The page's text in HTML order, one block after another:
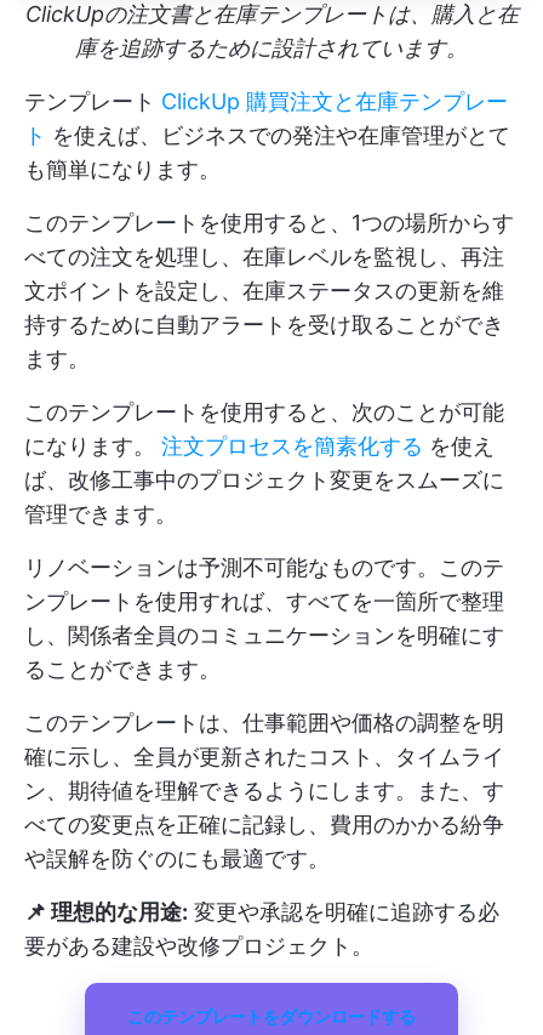
ClickUpの注文書と在庫テンプレートは、購入と在
庫を追跡するために設計されています。
テンプレート ClickUp 購買注文と在庫テンプレー
ト を使えば、ビジネスでの発注や在庫管理がとて
も簡単になります。
このテンプレートを使用すると、1つの場所からす
べての注文を処理し、在庫レベルを監視し、再注
文ポイントを設定し、在庫ステータスの更新を維
持するために自動アラートを受け取ることができ
ます。
このテンプレートを使用すると、次のことが可能
になります。 注文プロセスを簡素化する を使え
ば、改修工事中のプロジェクト変更をスムーズに
管理できます。
リノベーションは予測不可能なものです。このテ
ンプレートを使用すれば、すべてを一箇所で整理
し、関係者全員のコミュニケーションを明確にす
ることができます。
このテンプレートは、仕事範囲や価格の調整を明
確に示し、全員が更新されたコスト、タイムライ
ン、期待値を理解できるようにします。また、す
べての変更点を正確に記録し、費用のかかる紛争
や誤解を防ぐのにも最適です。
📌 理想的な用途: 変更や承認を明確に追跡する必
要がある建設や改修プロジェクト。
このテンプレートをダウンロードする